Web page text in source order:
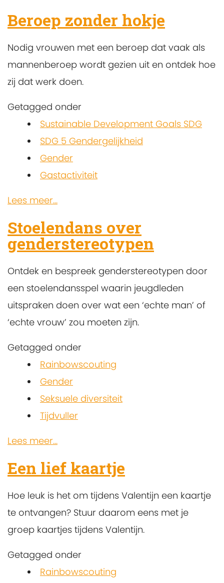
Beroep zonder hokje
Nodig vrouwen met een beroep dat vaak als
mannenberoep wordt gezien uit en ontdek hoe
zij dat werk doen.
Getagged onder
Sustainable Development Goals SDG
SDG 5 Gendergelijkheid
Gender
Gastactiviteit
Lees meer...
Stoelendans over
genderstereotypen
Ontdek en bespreek genderstereotypen door
een stoelendansspel waarin jeugdleden
uitspraken doen over wat een ‘echte man’ of
‘echte vrouw’ zou moeten zijn.
Getagged onder
Rainbowscouting
Gender
Seksuele diversiteit
Tijdvuller
Lees meer...
Een lief kaartje
Hoe leuk is het om tijdens Valentijn een kaartje
te ontvangen? Stuur daarom eens met je
groep kaartjes tijdens Valentijn.
Getagged onder
Rainbowscouting